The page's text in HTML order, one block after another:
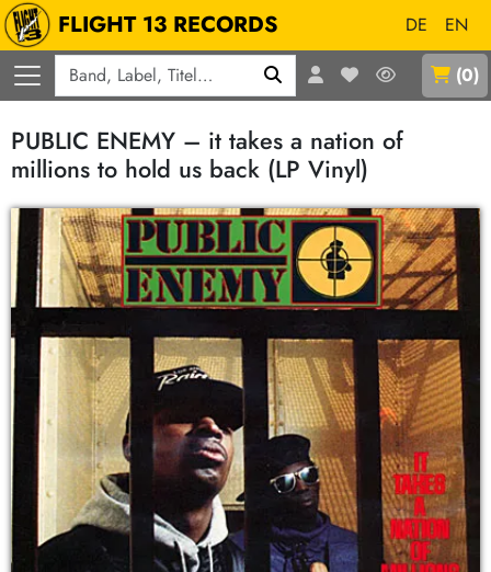
FLIGHT 13 RECORDS DE
EN
(0)
PUBLIC ENEMY – it takes a nation of
millions to hold us back (LP Vinyl)